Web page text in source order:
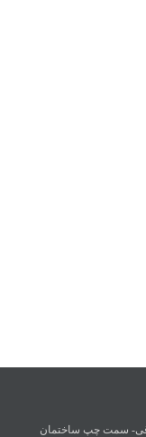
شرقی- سمت چپ ساختمان